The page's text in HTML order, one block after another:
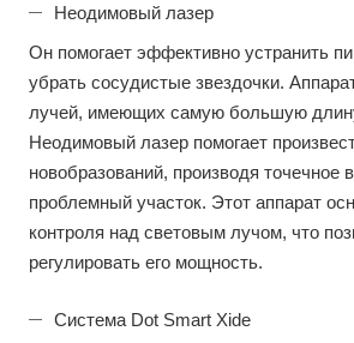
Неодимовый лазер
Он помогает эффективно устранить
убрать сосудистые звездочки.
лучей, имеющих самую большую
Неодимовый лазер помогает
новобразований, производя точечное
проблемный участок. Этот аппарат
контроля над световым лучом, что
регулировать его мощность.
Система Dot Smart Xide